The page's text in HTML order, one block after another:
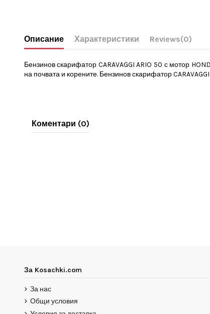
Описание Характеристики Reviews(0)
Бензинов скарифатор CARAVAGGI ARIO 50 с мотор
на почвата и корените. Бензинов скарифатор
Коментари (0)
За Kosachki.com
За нас
Общи условия